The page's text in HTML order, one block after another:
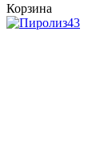
Корзина